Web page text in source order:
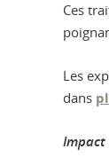
Ces
Les
dans
Impact